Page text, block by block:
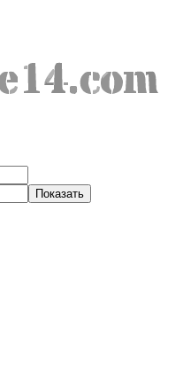
Показать